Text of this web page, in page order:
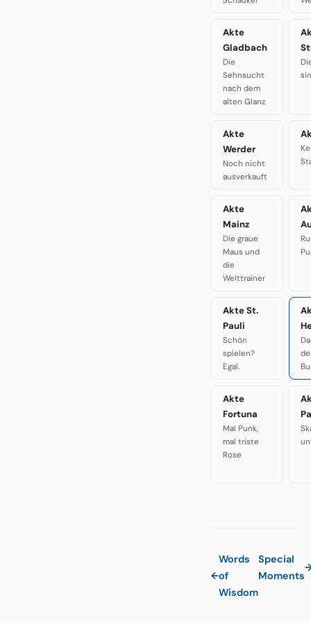
Akte
Gladbach
Die
Sehnsucht
nach dem
alten Glanz
Akte
Werder
Noch nicht
ausverkauft
Akte
Mainz
Die graue
Maus und
die
Welttrainer
Akte St.
Pauli
Schön
spielen?
Egal.
Akte
Fortuna
Mal Punk,
mal triste
Rose
←
Words
of
Wisdom
Special
Moments